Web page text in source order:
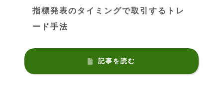
指標発表のタイミングで取引するトレ
ード手法
記事を読む